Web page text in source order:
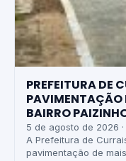
PREFEITURA DE
PAVIMENTAÇÃO
BAIRRO
5 de agosto de 2026
A Prefeitura de
pavimentação de